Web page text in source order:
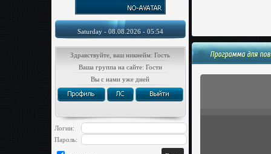
Saturday - 08.08.2026 - 05:54
Здравствуйте, ваш никнейм: Гость
Ваша группа на сайте: Гости
Вы с нами уже дней
Логин:
Пароль:
Программа для